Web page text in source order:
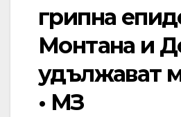
грипна
Монтана и
удължават
• МЗ